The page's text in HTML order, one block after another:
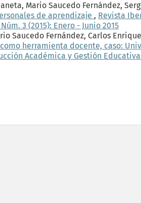
Mario Saucedo Fernández,
de aprendizaje , Revista
3 (2015): Enero - Junio 2015
Saucedo Fernández, Carlos
como herramienta docente, caso:
Académica y Gestión